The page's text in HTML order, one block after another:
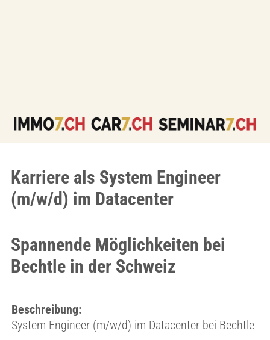
Karriere als System Engineer
(m/w/d) im Datacenter
Spannende Möglichkeiten bei
Bechtle in der Schweiz
Beschreibung:
System Engineer (m/w/d) im Datacenter bei Bechtle